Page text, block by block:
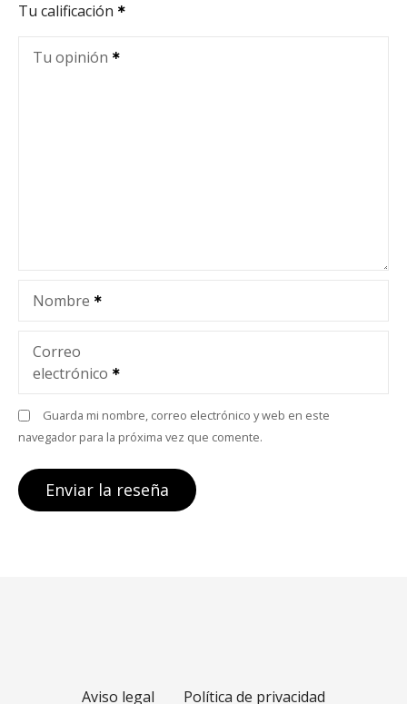
Tu calificación
Tu opinión
Nombre
Correo
electrónico
Guarda mi nombre, correo electrónico y web en este
navegador para la próxima vez que comente.
Aviso legal Política de privacidad